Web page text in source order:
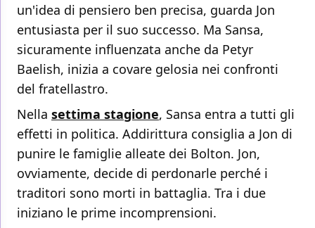
un'idea di pensiero ben precisa, guarda Jon
entusiasta per il suo successo. Ma Sansa,
sicuramente influenzata anche da Petyr
Baelish, inizia a covare gelosia nei confronti
del fratellastro.
Nella settima stagione, Sansa entra a tutti gli
effetti in politica. Addirittura consiglia a Jon di
punire le famiglie alleate dei Bolton. Jon,
ovviamente, decide di perdonarle perché i
traditori sono morti in battaglia. Tra i due
iniziano le prime incomprensioni.